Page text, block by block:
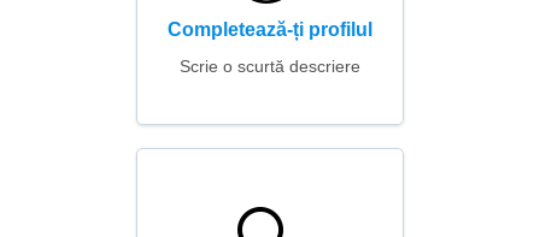
Completează-ți profilul
Scrie o scurtă descriere